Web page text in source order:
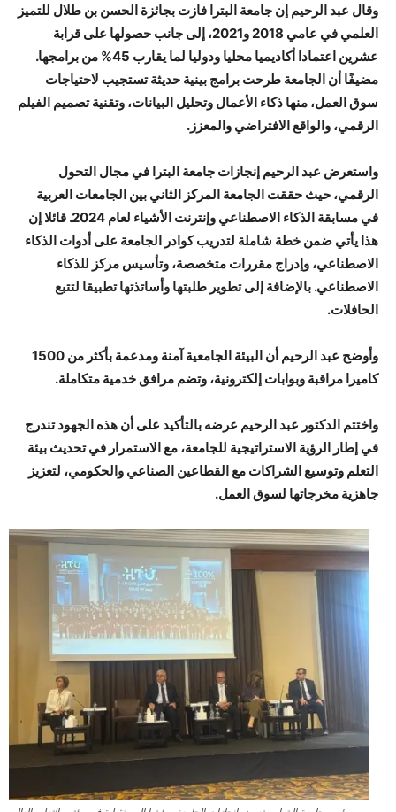
وقال عبد الرحيم إن جامعة البترا فازت بجائزة الحسن بن طلال للتميز
العلمي في عامي 2018 و2021، إلى جانب حصولها على قرابة
عشرين اعتمادا أكاديميا محليا ودوليا لما يقارب 45% من برامجها.
مضيفًا أن الجامعة طرحت برامج بينية حديثة تستجيب لاحتياجات
سوق العمل، منها ذكاء الأعمال وتحليل البيانات، وتقنية تصميم الفيلم
الرقمي، والواقع الافتراضي والمعزز.
واستعرض عبد الرحيم إنجازات جامعة البترا في مجال التحول
الرقمي، حيث حققت الجامعة المركز الثاني بين الجامعات العربية
في مسابقة الذكاء الاصطناعي وإنترنت الأشياء لعام 2024. قائلا إن
هذا يأتي ضمن خطة شاملة لتدريب كوادر الجامعة على أدوات الذكاء
الاصطناعي، وإدراج مقررات متخصصة، وتأسيس مركز للذكاء
الاصطناعي. بالإضافة إلى تطوير طلبتها وأساتذتها تطبيقا لتتبع
الحافلات.
وأوضح عبد الرحيم أن البيئة الجامعية آمنة ومدعمة بأكثر من 1500
كاميرا مراقبة وبوابات إلكترونية، وتضم مرافق خدمية متكاملة.
واختتم الدكتور عبد الرحيم عرضه بالتأكيد على أن هذه الجهود تندرج
في إطار الرؤية الاستراتيجية للجامعة، مع الاستمرار في تحديث بيئة
التعلم وتوسيع الشراكات مع القطاعين الصناعي والحكومي، لتعزيز
جاهزية مخرجاتها لسوق العمل.